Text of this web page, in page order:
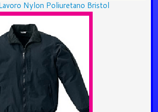
Nylon Poliuretano Bristol